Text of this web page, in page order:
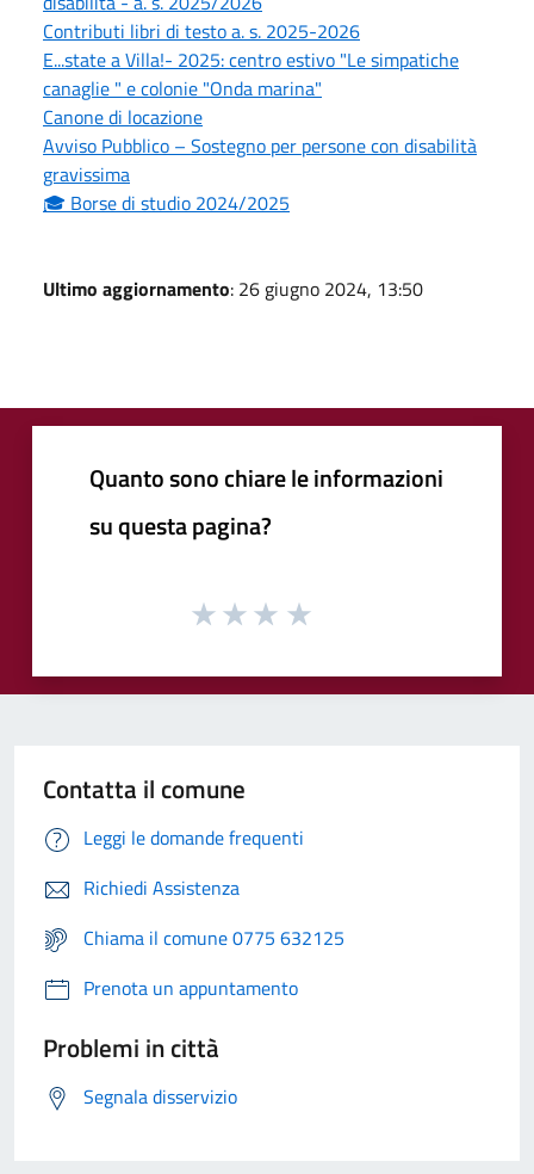
Contributi libri di testo a. s. 2025-2026
E...state a Villa!- 2025: centro estivo "Le simpatiche
canaglie " e colonie "Onda marina"
Canone di locazione
Avviso Pubblico – Sostegno per persone con disabilità
gravissima
🎓 Borse di studio 2024/2025
Ultimo aggiornamento: 26 giugno 2024, 13:50
Quanto sono chiare le informazioni
su questa pagina?
Contatta il comune
Leggi le domande frequenti
Richiedi Assistenza
Chiama il comune 0775 632125
Prenota un appuntamento
Problemi in città
Segnala disservizio